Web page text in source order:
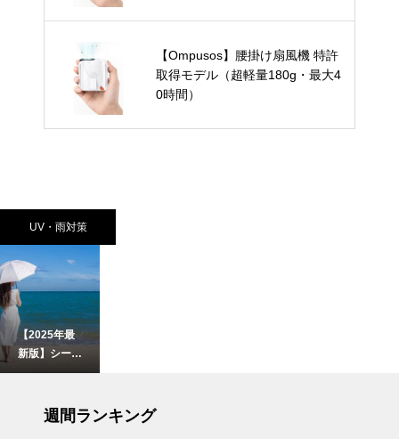
【Ompusos】腰掛け扇風機 特許
取得モデル（超軽量180g・最大4
0時間）
UV・雨対策
【2025年最
新版】シーン
や好みで選べ
ガイド ～折
りたたみ・晴
週間ランキング